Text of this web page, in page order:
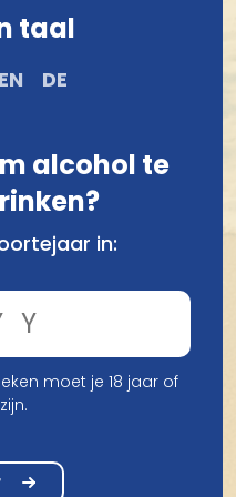
met een
groene kleur, witte
onder de zon.
taal
EN DE
alcohol te
in:
moet je 18 jaar of